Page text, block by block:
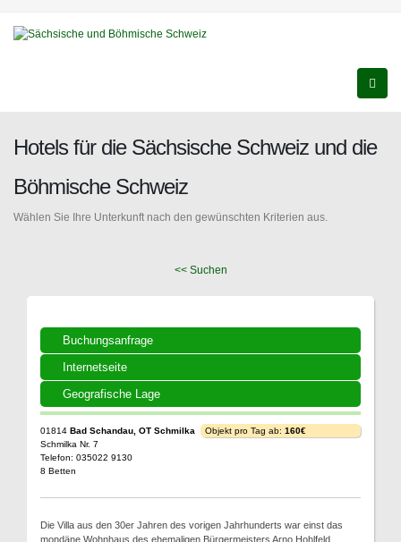
Hotels für die Sächsische Schweiz und die
Böhmische Schweiz
Wählen Sie Ihre Unterkunft nach den gewünschten Kriterien aus.
<< Suchen
Buchungsanfrage
Internetseite
Geografische Lage
01814 Bad Schandau, OT Schmilka
Schmilka Nr. 7
Telefon: 035022 9130
8 Betten
Objekt pro Tag ab: 160€
Die Villa aus den 30er Jahren des vorigen Jahrhunderts war einst das
mondäne Wohnhaus des ehemaligen Bürgermeisters Arno Hohlfeld.